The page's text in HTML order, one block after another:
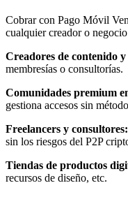
Cobrar con Pago Móvil
cualquier creador o
Creadores de contenido
membresías o consultorías.
Comunidades premium
gestiona accesos sin
Freelancers y consultores:
sin los riesgos del P2P
Tiendas de productos
recursos de diseño, etc.